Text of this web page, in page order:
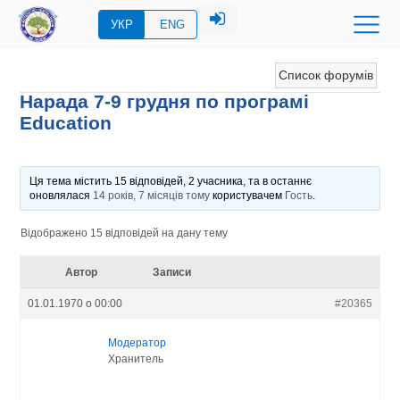
УКР ENG
Список форумів
Нарада 7-9 грудня по програмі
Education
Ця тема містить 15 відповідей, 2 учасника, та в останнє
оновлялася 14 років, 7 місяців томукористувачем Гость.
Відображено 15 відповідей на дану тему
Автор Записи
01.01.1970 о 00:00 #20365
Модератор
Хранитель